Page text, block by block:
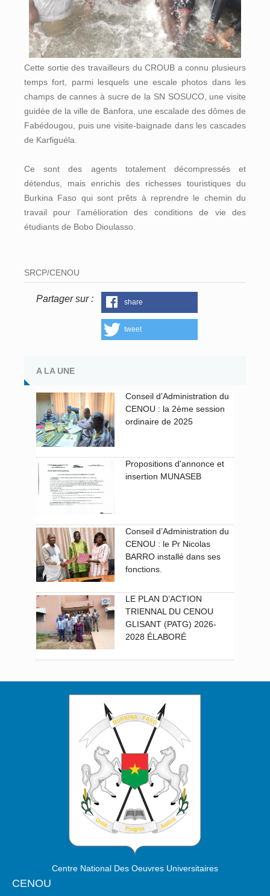
Cette sortie des travailleurs du CROUB a connu plusieurs
temps fort, parmi lesquels une escale photos dans les
champs de cannes à sucre de la SN SOSUCO, une visite
guidée de la ville de Banfora, une escalade des dômes de
Fabédougou, puis une visite-baignade dans les cascades
de Karfiguéla.
Ce sont des agents totalement décompressés et
détendus, mais enrichis des richesses touristiques du
Burkina Faso qui sont prêts à reprendre le chemin du
travail pour l’amélioration des conditions de vie des
étudiants de Bobo Dioulasso.
SRCP/CENOU
Partager sur : share
tweet
A LA UNE
Conseil d’Administration du
CENOU : la 2ème session
ordinaire de 2025
Propositions d'annonce et
insertion MUNASEB
Conseil d’Administration du
CENOU : le Pr Nicolas
BARRO installé dans ses
fonctions.
LE PLAN D’ACTION
TRIENNAL DU CENOU
GLISANT (PATG) 2026-
2028 ÉLABORÉ
Centre National Des Oeuvres Universitaires
CENOU